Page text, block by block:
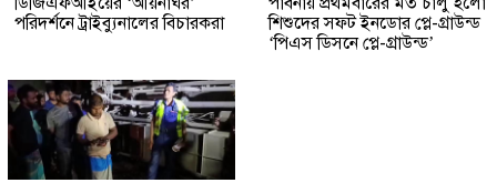
পরিদর্শনে ট্রাইব্যুনালের বিচারকরা
শিশুদের সফট ইনডোর প্লে-গ্রাউন্ড
‘পিএস ডিসনে প্লে-গ্রাউন্ড’